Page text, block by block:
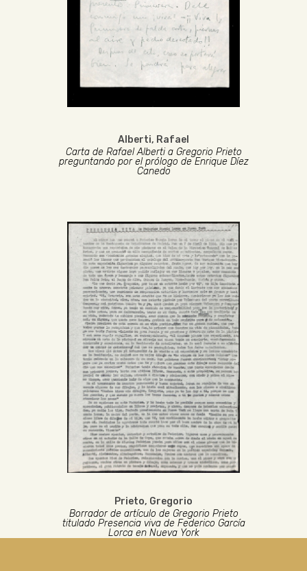
Alberti, Rafael
Carta de Rafael Alberti a Gregorio Prieto
preguntando por el prólogo de Enrique Díez
Canedo
Prieto, Gregorio
Borrador de artículo de Gregorio Prieto
titulado Presencia viva de Federico García
Lorca en Nueva York